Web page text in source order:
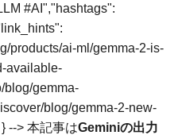
#AI","hashtags":
products/ai-ml/gemma-2-is-
available-
blog/gemma-
blog/gemma-2-new-
--> 本記事はGeminiの出力